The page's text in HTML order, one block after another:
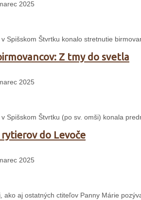
2025
Spišskom Štvrtku konalo stretnutie
Z tmy do svetla
2025
Spišskom Štvrtku (po sv. omši) konala
do Levoče
2025
ako aj ostatných ctiteľov Panny Márie